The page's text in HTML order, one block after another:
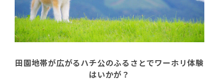
田園地帯が広がるハチ公のふるさとでワーホリ体験
はいかが？